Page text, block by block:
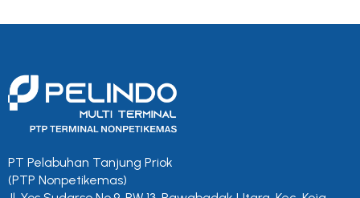
PT Pelabuhan Tanjung Priok
(PTP Nonpetikemas)